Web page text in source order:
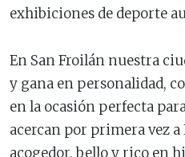
exhibiciones de deporte
En San Froilán nuestra
y gana en personalidad,
en la ocasión perfecta
acercan por primera vez
acogedor, bello y rico en